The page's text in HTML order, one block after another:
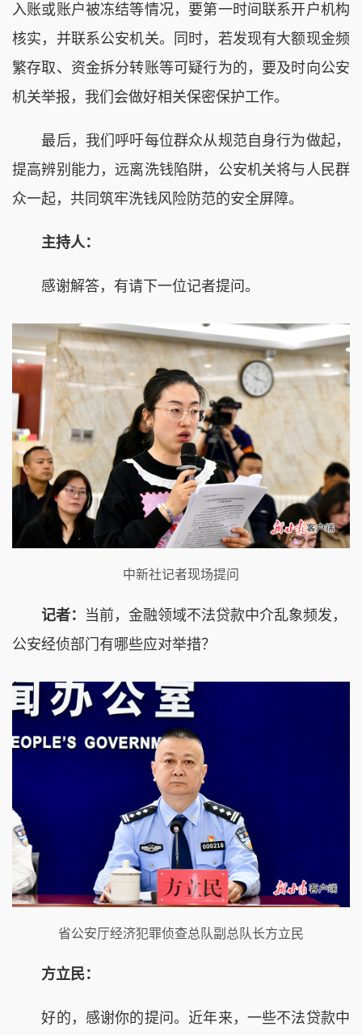
入账或账户被冻结等情况，要第一时间联系开户机构
核实，并联系公安机关。同时，若发现有大额现金频
繁存取、资金拆分转账等可疑行为的，要及时向公安
机关举报，我们会做好相关保密保护工作。
最后，我们呼吁每位群众从规范自身行为做起，
提高辨别能力，远离洗钱陷阱，公安机关将与人民群
众一起，共同筑牢洗钱风险防范的安全屏障。
主持人：
感谢解答，有请下一位记者提问。
中新社记者现场提问
记者： 当前，金融领域不法贷款中介乱象频发，
公安经侦部门有哪些应对举措？
省公安厅经济犯罪侦查总队副总队长方立民
方立民：
好的，感谢你的提问。近年来，一些不法贷款中